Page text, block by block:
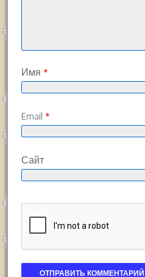
Имя *
Email *
Сайт